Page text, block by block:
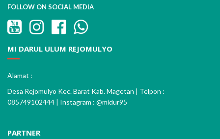
FOLLOW ON SOCIAL MEDIA
MI DARUL ULUM REJOMULYO
Alamat :
Desa Rejomulyo Kec. Barat Kab. Magetan | Telpon :
085749102444 | Instagram : @midur95
PARTNER